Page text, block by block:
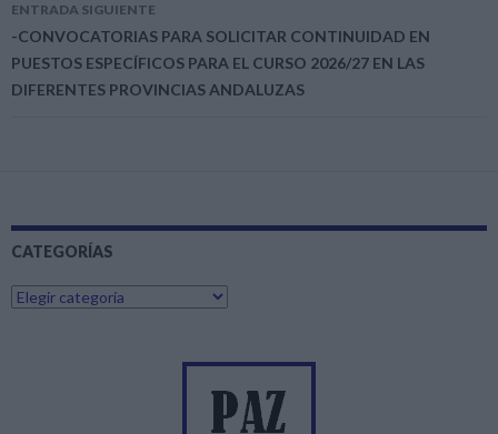
ENTRADA SIGUIENTE
-CONVOCATORIAS PARA SOLICITAR CONTINUIDAD EN
PUESTOS ESPECÍFICOS PARA EL CURSO 2026/27 EN LAS
DIFERENTES PROVINCIAS ANDALUZAS
CATEGORÍAS
C
a